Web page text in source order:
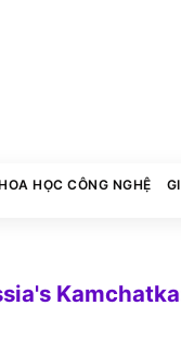
HỌC CÔNG NGHỆ